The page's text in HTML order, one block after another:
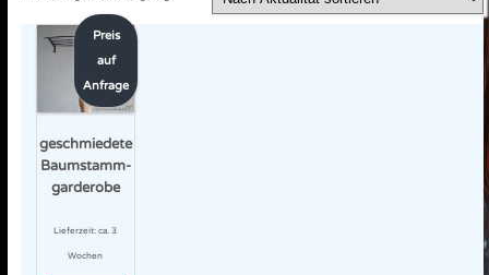
geschmiedete
Baumstamm-
garderobe
Preis
auf
Anfrage
Lieferzeit:ca. 3
Wochen